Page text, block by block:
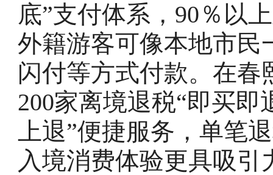
底”支付体系，90％以
外籍游客可像本地市民
闪付等方式付款。在
200家离境退税“即买
上退”便捷服务，单笔
入境消费体验更具吸